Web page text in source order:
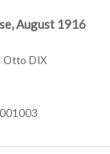
August 1916
Otto DIX